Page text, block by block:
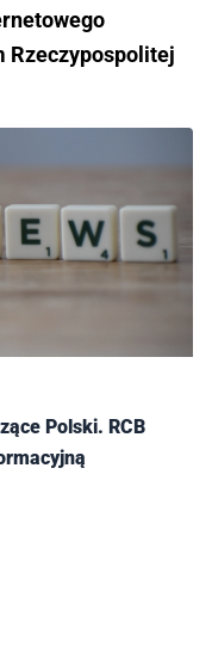
Rzeczypospolitej
Polski. RCB